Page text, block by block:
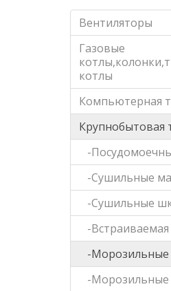
Вентиляторы
Газовые
котлы
Компьютерная
Крупнобытовая
-
-Сушильные
-Сушильные
-Встраиваемая
-Морозильные
-Морозильные